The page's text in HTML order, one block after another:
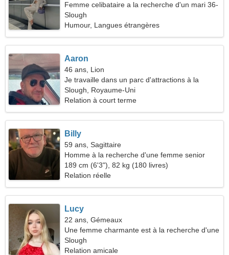
Femme celibataire a la recherche d'un mari 36-
43
Slough
Humour, Langues étrangères
Aaron
46 ans, Lion
Je travaille dans un parc d'attractions à la
recherche d'une femme de rêve
Slough, Royaume-Uni
Relation à court terme
Billy
59 ans, Sagittaire
Homme à la recherche d'une femme senior
189 cm (6'3"), 82 kg (180 livres)
Relation réelle
Lucy
22 ans, Gémeaux
Une femme charmante est à la recherche d'une
relation amoureuse
Slough
Relation amicale